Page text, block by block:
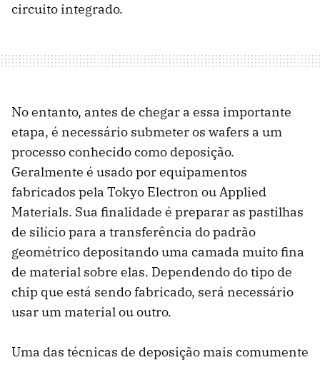
circuito integrado.
No entanto, antes de chegar a essa importante
etapa, é necessário submeter os wafers a um
processo conhecido como deposição.
Geralmente é usado por equipamentos
fabricados pela Tokyo Electron ou Applied
Materials. Sua finalidade é preparar as pastilhas
de silício para a transferência do padrão
geométrico depositando uma camada muito fina
de material sobre elas. Dependendo do tipo de
chip que está sendo fabricado, será necessário
usar um material ou outro.
Uma das técnicas de deposição mais comumente